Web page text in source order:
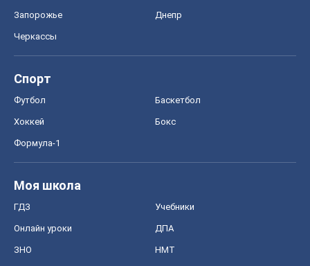
Запорожье Днепр
Черкассы
Спорт
Футбол Баскетбол
Хоккей Бокс
Формула-1
Моя школа
ГДЗ Учебники
Онлайн уроки ДПА
ЗНО НМТ